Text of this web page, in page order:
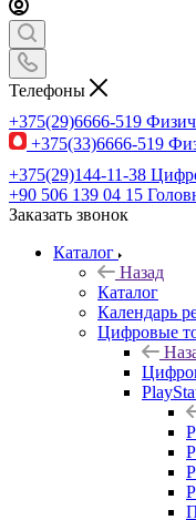
Телефоны
+375(29)6666-519
+375(33)6666-519
+375(29)144-11-38
+90 506 139 04 15
Заказать звонок
Каталог
Назад
Каталог
Календарь
Цифровые